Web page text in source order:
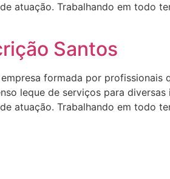
atuação. Trabalhando em todo
Santos
formada por
leque de serviços para
atuação. Trabalhando em todo